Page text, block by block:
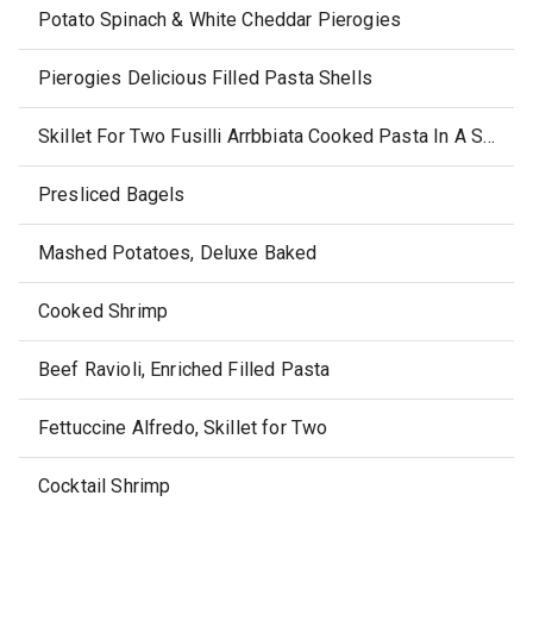
Potato Spinach & White Cheddar Pierogies
Pierogies Delicious Filled Pasta Shells
Skillet For Two Fusilli Arrbbiata Cooked Pasta In A Spicy Tomato Sauce
Presliced Bagels
Mashed Potatoes, Deluxe Baked
Cooked Shrimp
Beef Ravioli, Enriched Filled Pasta
Fettuccine Alfredo, Skillet for Two
Cocktail Shrimp